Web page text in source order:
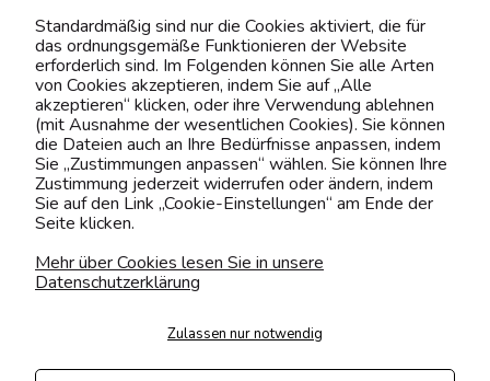
Kontaktiere uns!
0151 12200811
shop@yourhouse24.eu
Mo. - Fr. 07:00-15:00
Transportarten
Standardmäßig sind nur die Cookies aktiviert, die für
das ordnungsgemäße Funktionieren der Website
erforderlich sind. Im Folgenden können Sie alle Arten
von Cookies akzeptieren, indem Sie auf „Alle
akzeptieren“ klicken, oder ihre Verwendung ablehnen
(mit Ausnahme der wesentlichen Cookies). Sie können
die Dateien auch an Ihre Bedürfnisse anpassen, indem
Sie „Zustimmungen anpassen“ wählen. Sie können Ihre
Zustimmung jederzeit widerrufen oder ändern, indem
Sie auf den Link „Cookie-Einstellungen“ am Ende der
Seite klicken.
Mehr über Cookies lesen Sie in unsere
Datenschutzerklärung
Zulassen nur notwendig